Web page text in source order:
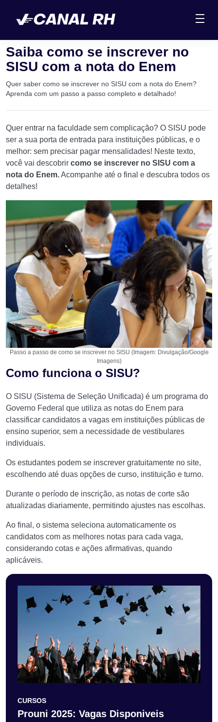
Saiba como se inscrever no
SISU com a nota do Enem
Quer saber como se inscrever no SISU com a nota do Enem?
Aprenda com um passo a passo completo e detalhado!
Quer entrar na faculdade sem complicação? O SISU pode
ser a sua porta de entrada para instituições públicas, e o
melhor: sem precisar pagar mensalidades! Neste texto,
você vai descobrir como se inscrever no SISU com a
nota do Enem.Acompanhe até o final e descubra todos os
detalhes!
Passo a passo de como se inscrever no SISU (Imagem: Divulgação/Google
Imagens)
Como funciona o SISU?
O SISU (Sistema de Seleção Unificada) é um programa do
Governo Federal que utiliza as notas do Enem para
classificar candidatos a vagas em instituições públicas de
ensino superior, sem a necessidade de vestibulares
individuais.
Os estudantes podem se inscrever gratuitamente no site,
escolhendo até duas opções de curso, instituição e turno.
Durante o período de inscrição, as notas de corte são
atualizadas diariamente, permitindo ajustes nas escolhas.
Ao final, o sistema seleciona automaticamente os
candidatos com as melhores notas para cada vaga,
considerando cotas e ações afirmativas, quando
aplicáveis.
CURSOS
Prouni 2025: Vagas Disponiveis